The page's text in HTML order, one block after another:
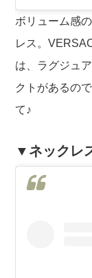
ボリューム感
レス。
は、ラグジュ
クトがあるの
て♪
▼ネックレ